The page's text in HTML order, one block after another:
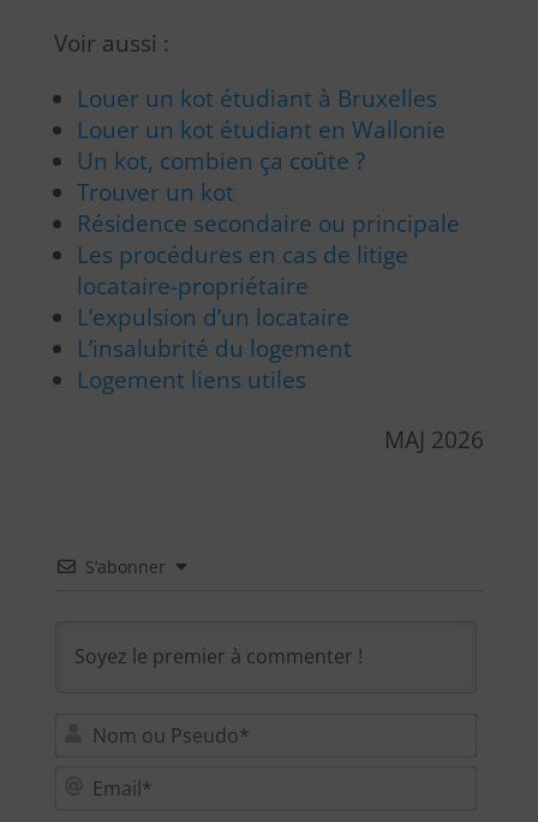
Voir aussi :
Louer un kot étudiant à Bruxelles
Louer un kot étudiant en Wallonie
Un kot, combien ça coûte ?
Trouver un kot
Résidence secondaire ou principale
Les procédures en cas de litige
locataire-propriétaire
L’expulsion d’un locataire
L’insalubrité du logement
Logement liens utiles
MAJ 2026
S’abonner